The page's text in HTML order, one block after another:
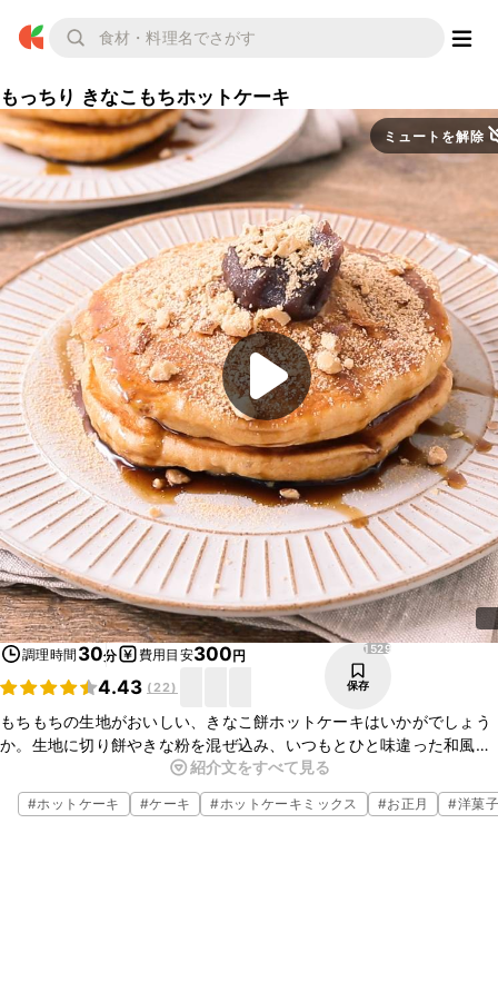
もっちり きなこもちホットケーキ
ミュートを解除
調理時間 30分 費用目安300円
4.43 (22)
1529
保存
もちもちの生地がおいしい、きなこ餅ホットケーキはいかがでしょう
か。生地に切り餅やきな粉を混ぜ込み、いつもとひと味違った和風の
ホットケーキに仕上げました。簡単にお作りいただけますので、おや
つや軽食にぜひお試しくださいね。
紹介文をすべて見る
#ホットケーキ #ケーキ #ホットケーキミックス #お正月 #洋菓